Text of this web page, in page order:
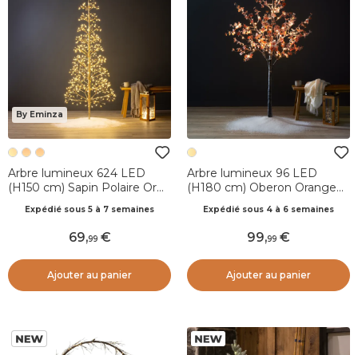
By Eminza
Arbre lumineux 624 LED
(H150 cm) Sapin Polaire Or
Expédié sous 5 à 7 semaines
69,99
Ajouter au panier
Arbre lumineux 96 LED
(H180 cm) Oberon Orange
Expédié sous 4 à 6 semaines
99,99
Ajouter au panier